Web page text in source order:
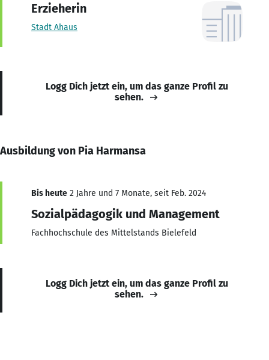
Erzieherin
Stadt Ahaus
Logg Dich jetzt ein, um das ganze Profil zu
sehen.
Ausbildung von Pia Harmansa
Bis heute 2 Jahre und 7 Monate, seit Feb. 2024
Sozialpädagogik und Management
Fachhochschule des Mittelstands Bielefeld
Logg Dich jetzt ein, um das ganze Profil zu
sehen.